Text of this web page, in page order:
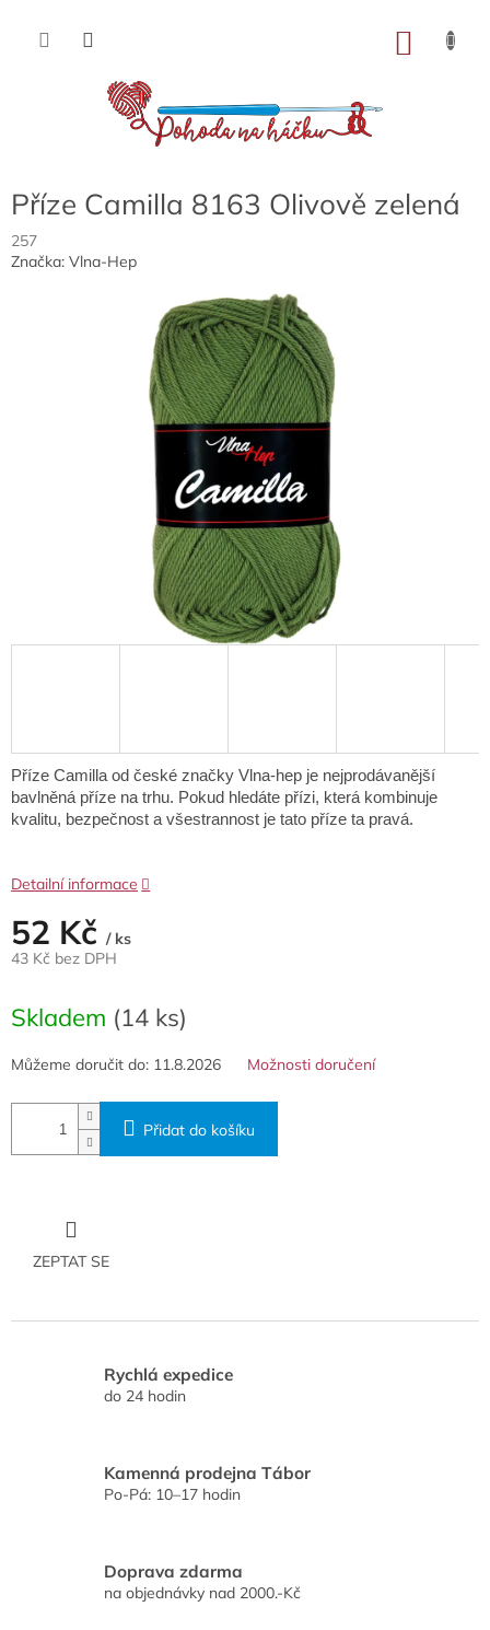
obsah
Příze Camilla 8163 Olivově zelená
257
Značka: Vlna-Hep
52 Kč / ks
43 Kč bez DPH
cena:
Skladem (14 ks)
Můžeme doručit do: 11.8.2026 Možnosti doručení
Přidat do košíku
Příze Camilla od české značky Vlna-hep je nejprodávanější
bavlněná příze na trhu. Pokud hledáte přízi, která kombinuje
kvalitu, bezpečnost a všestrannost je tato příze ta pravá.
Detailní informace
ZEPTAT SE
Rychlá expedice
do 24 hodin
Kamenná prodejna Tábor
Po-Pá: 10–17 hodin
Doprava zdarma
na objednávky nad 2000.-Kč